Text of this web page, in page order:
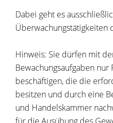
Dabei geht es
Überwachungstätigkeiten
Hinweis: Sie dürfen mit
Bewachungsaufgaben nur
beschäftigen, die die
besitzen und durch eine
und Handelskammer